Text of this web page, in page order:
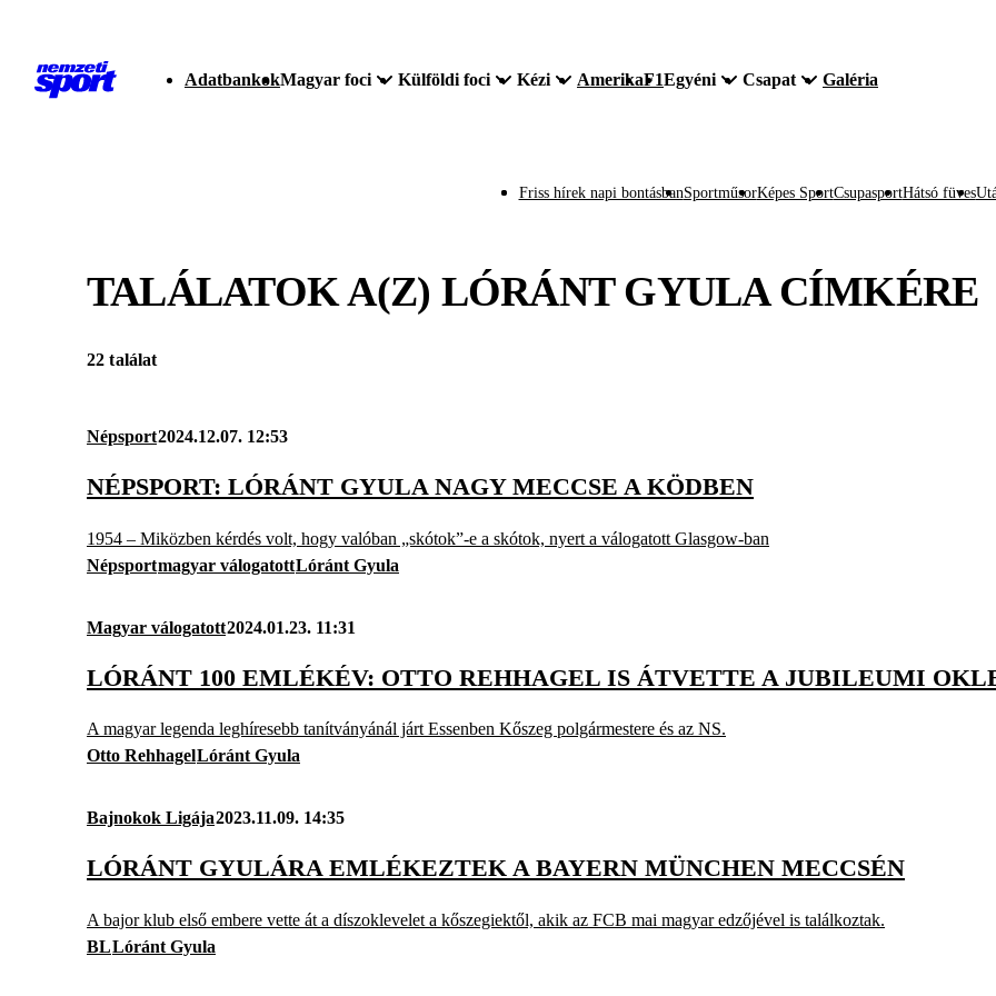
AdatbankokMagyar foci Külföldi foci Kézi AmerikaF1Egyéni Csapat Galéria
Friss hírek napi bontásbanSportműsorKépes SportCsupasportHátsó füves
TALÁLATOK A(Z) LÓRÁNT GYULACÍMKÉRE
22 találat
Népsport2024.12.07. 12:53
NÉPSPORT: LÓRÁNT GYULA NAGY MECCSE A KÖDBEN
1954 – Miközben kérdés volt, hogy valóban „skótok”-e a skótok, nyert a válogatott Glasgow-ban
Népsportmagyar válogatottLóránt Gyula
Magyar válogatott2024.01.23. 11:31
LÓRÁNT 100 EMLÉKÉV: OTTO REHHAGEL IS ÁTVETTE A JUBILEUMI
A magyar legenda leghíresebb tanítványánál járt Essenben Kőszeg polgármestere és az NS.
Otto RehhagelLóránt Gyula
Bajnokok Ligája2023.11.09. 14:35
LÓRÁNT GYULÁRA EMLÉKEZTEK A BAYERN MÜNCHEN MECCSÉN
A bajor klub első embere vette át a díszoklevelet a kőszegiektől, akik az FCB mai magyar edzőjével is találkoztak.
BLLóránt Gyula